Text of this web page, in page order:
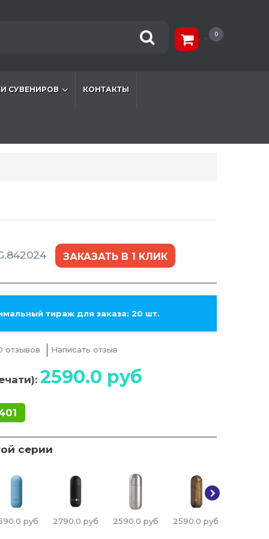
0
СУВЕНИРОВ КОНТАКТЫ
ЗАКАЗАТЬ В 1 КЛИК
тираж для заказа: 20 шт.
отзывов Написать отзыв
2590.0 руб
серии
руб 2790.0 руб 2590.0 руб 2590.0 руб